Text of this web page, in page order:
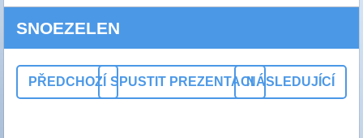
SNOEZELEN
PŘEDCHOZÍ SPUSTIT PREZENTACINÁSLEDUJÍCÍ